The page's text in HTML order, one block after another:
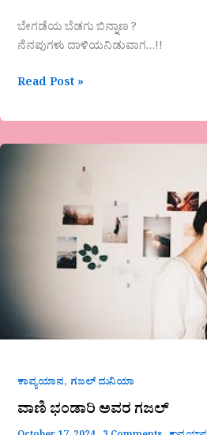
ಬೇಗಡೆಯ ಬೆಡಗು ಬಿನ್ನಾಣ ?
ನೆನಪುಗಳು ದಾಳಿಯನಿಡುವಾಗ…!!
Read Post »
ಕಾವ್ಯಯಾನ, ಗಜಲ್ ದುನಿಯಾ
ವಾಣಿ ಭಂಡಾರಿ ಅವರ ಗಜಲ್